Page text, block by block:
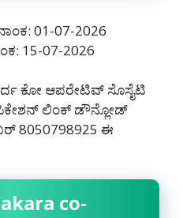
01-07-2026
15-07-2026
ಕೋ ಆಪರೇಟಿವ್ ಸೊಸೈಟಿ
ಲಿಂಕ್ ಡೌನ್ಲೋಡ್
8050798925‌ ಈ
co-